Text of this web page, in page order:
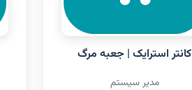
کانتر استرایک | جعبه مرگ
مدیر سیستم